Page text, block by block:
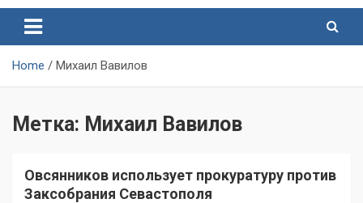
Севастополя
Севастополя
Home Михаил Вавилов
Метка: Михаил Вавилов
Овсянников использует прокуратуру против
Заксобрания Севастополя